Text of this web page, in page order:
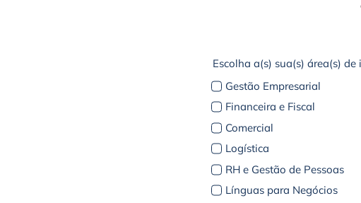
Escolha a(s) sua(s) área(s) de
Gestão Empresarial
Financeira e Fiscal
Comercial
Logística
RH e Gestão de Pessoas
Línguas para Negócios